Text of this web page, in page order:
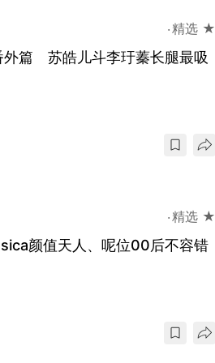
精选 ★
篇 苏皓儿斗李玗蓁长腿最吸
精选 ★
颜值天人、呢位00后不容错